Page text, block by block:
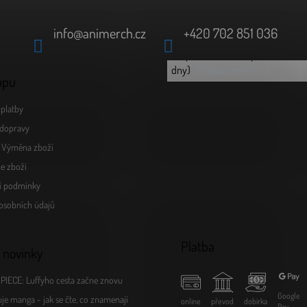
info@animerch.cz +420 702 851 036
zboží
zboží
podmínky
údajů
(odpověď do 24h v pracovní
dny)
Luffyho cesta začne znovu
manga - jak se čte, co znamenají
online převod dobírka
Google